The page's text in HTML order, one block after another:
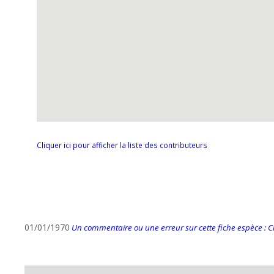
Cliquer ici pour afficher la liste des contributeurs
01/01/1970 Un commentaire ou une erreur sur cette fiche espèce :